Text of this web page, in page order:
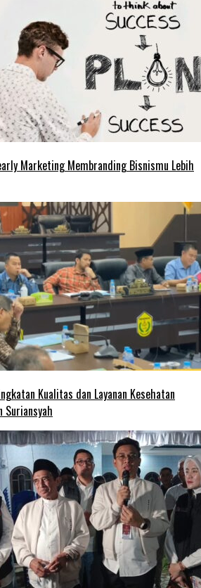
Marketing Membranding Bisnismu Lebih
Kualitas dan Layanan Kesehatan
Suriansyah